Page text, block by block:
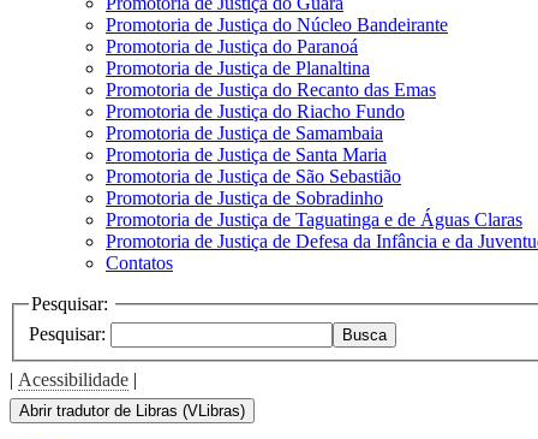
Promotoria de Justiça do Núcleo Bandeirante
Promotoria de Justiça do Paranoá
Promotoria de Justiça de Planaltina
Promotoria de Justiça do Recanto das Emas
Promotoria de Justiça do Riacho Fundo
Promotoria de Justiça de Samambaia
Promotoria de Justiça de Santa Maria
Promotoria de Justiça de São Sebastião
Promotoria de Justiça de Sobradinho
Promotoria de Justiça de Taguatinga e de Águas Claras
Promotoria de Justiça de Defesa da Infância e da
Contatos
Pesquisar:
Pesquisar:
Busca
| Acessibilidade |
Abrir tradutor de Libras (VLibras)